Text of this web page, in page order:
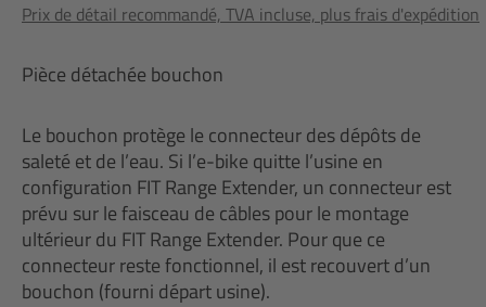
Prix de détail recommandé, TVA incluse, plus frais d'expédition
Pièce détachée bouchon
Le bouchon protège le connecteur des dépôts de
saleté et de l’eau. Si l’e-bike quitte l’usine en
configuration FIT Range Extender, un connecteur est
prévu sur le faisceau de câbles pour le montage
ultérieur du FIT Range Extender. Pour que ce
connecteur reste fonctionnel, il est recouvert d’un
bouchon (fourni départ usine).